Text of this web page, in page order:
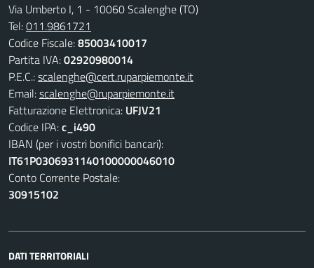
Via Umberto I, 1 - 10060 Scalenghe (TO)
Tel:011.9861721
Codice Fiscale:85003410017
Partita IVA:02920980014
P.E.C.:scalenghe@cert.ruparpiemonte.it
Email:scalenghe@ruparpiemonte.it
Fatturazione Elettronica: UFJV21
Codice IPA:c_i490
IBAN (per i vostri bonifici bancari):
IT61P0306931140100000046010
Conto Corrente Postale:
30915102
DATI TERRITORIALI